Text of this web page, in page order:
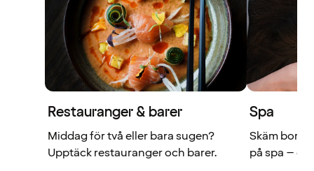
Restauranger & barer
Middag för två eller bara sugen?
Upptäck restauranger och barer.
Spa
Skäm bort
på spa –